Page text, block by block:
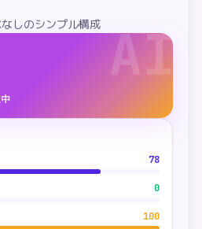
しのシンプル構成 AI
78
0
100